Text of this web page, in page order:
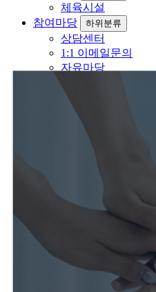
체육시설
참여마당
하위분류
상담센터
1:1 이메일문의
자유마당